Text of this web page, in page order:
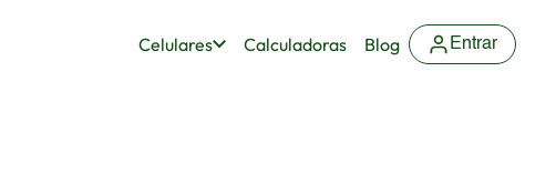
Celulares Calculadoras Blog Entrar